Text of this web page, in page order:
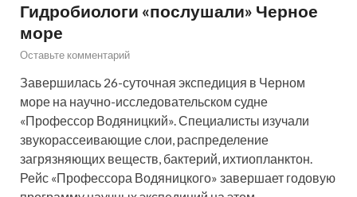
Гидробиологи «послушали» Черное
море
Оставьте комментарий
Завершилась 26-суточная экспедиция в Черном
море на научно-исследовательском судне
«Профессор Водяницкий». Специалисты изучали
звукорассеивающие слои, распределение
загрязняющих веществ, бактерий, ихтиопланктон.
Рейс «Профессора Водяницкого» завершает годовую